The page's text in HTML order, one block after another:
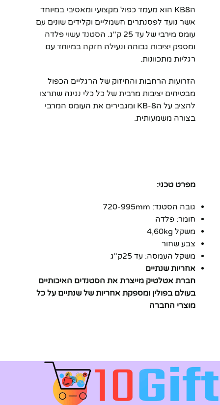
הKB8 הוא מעמד כפול מקצועי ומאסיבי במיוחד
אשר נועד לפסנתרים חשמליים וקלידים שונים עם
עומס מירבי של עד 25 ק"ג. הסטנד עשוי פלדה
ומספק יציבות גבוהה ונעילה חזקה במיוחד עם
רגליות מתכוונות.
הזרועות הרחבות והחיזוק של הרגליים הכפול
מבטיחים יציבות מרבית של כל כלי נגינה שתרצו
להציב על הKB-8 ומגבירים את העומס המרבי
בצורה משמעותית.
מפרט טכני:
גובה הסטנד: 720-995mm
חומר: פלדה
משקל 4,60kg
צבע שחור
משקל העמסה: עד 25ק"ג
אחריות שנתיים
חברת אטלטיק מייצרת את הסטנדים האיכותיים
בעולם בפולין ומספקת אחריות של שנתיים על כל
מוצרי החברה